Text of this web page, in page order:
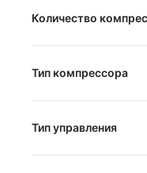
Количество
1
2
Тип компрессора
линейный
инверторный
стандартный
Тип управления
электронное